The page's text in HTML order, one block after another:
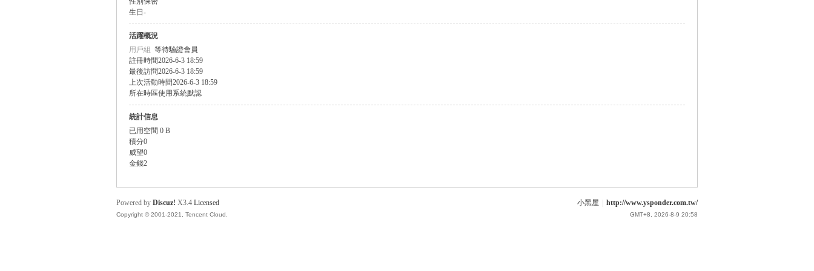
生日 -
活躍概況
用戶組 等待驗證會員
註冊時間2026-6-3 18:59
最後訪問2026-6-3 18:59
上次活動時間2026-6-3 18:59
所在時區使用系統默認
統計信息
已用空間 0 B
積分0
威望0
金錢2
小黑屋 http://www.ysponder.com.tw/
GMT+8, 2026-8-9 20:58
Powered by Discuz! X3.4 Licensed
Copyright © 2001-2021, Tencent Cloud.